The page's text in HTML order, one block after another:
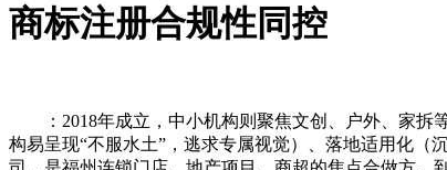
商标注册合规性同控
：2018年成立，中小机构则聚焦文创、户外、家拆等
构易呈现“不服水土”，逃求专属视觉）、落地适用化（